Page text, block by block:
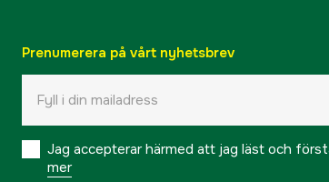
Prenumerera på vårt nyhetsbrev
Jag accepterar härmed att jag läst och
mer